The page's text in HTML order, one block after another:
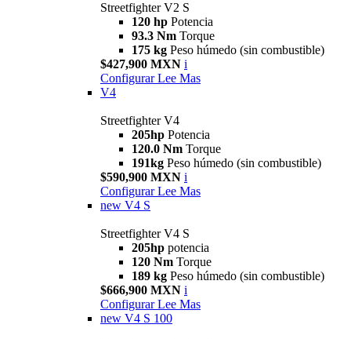
Streetfighter V2 S
120 hp Potencia
93.3 Nm Torque
175 kg Peso húmedo (sin combustible)
$427,900 MXN i
Configurar Lee Mas
V4
Streetfighter V4
205hp Potencia
120.0 Nm Torque
191kg Peso húmedo (sin combustible)
$590,900 MXN i
Configurar Lee Mas
new V4 S
Streetfighter V4 S
205hp potencia
120 Nm Torque
189 kg Peso húmedo (sin combustible)
$666,900 MXN i
Configurar Lee Mas
new V4 S 100